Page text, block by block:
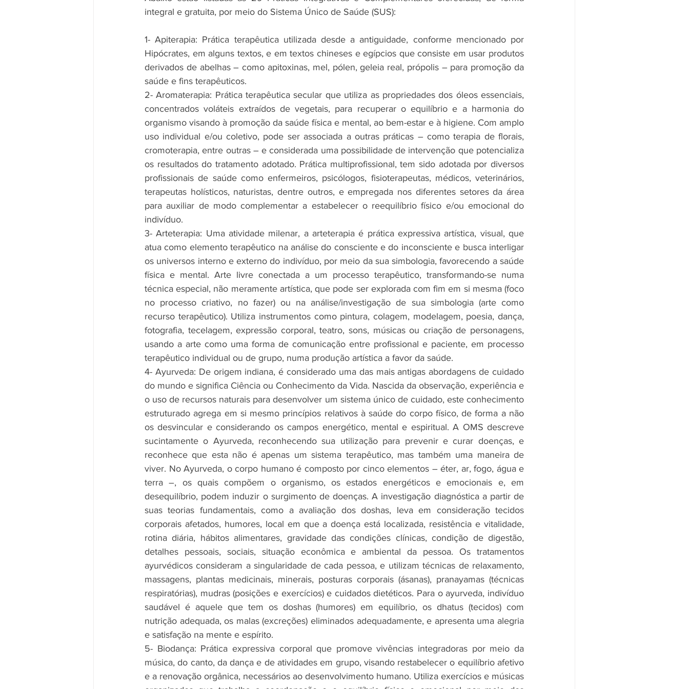
integral e gratuita, por meio do Sistema Único de Saúde (SUS):
1- Apiterapia: Prática terapêutica utilizada desde a antiguidade, conforme mencionado por
Hipócrates, em alguns textos, e em textos chineses e egípcios que consiste em usar produtos
derivados de abelhas – como apitoxinas, mel, pólen, geleia real, própolis – para promoção da
saúde e fins terapêuticos.
2- Aromaterapia: Prática terapêutica secular que utiliza as propriedades dos óleos essenciais,
concentrados voláteis extraídos de vegetais, para recuperar o equilíbrio e a harmonia do
organismo visando à promoção da saúde física e mental, ao bem-estar e à higiene. Com amplo
uso individual e/ou coletivo, pode ser associada a outras práticas – como terapia de florais,
cromoterapia, entre outras – e considerada uma possibilidade de intervenção que potencializa
os resultados do tratamento adotado. Prática multiprofissional, tem sido adotada por diversos
profissionais de saúde como enfermeiros, psicólogos, fisioterapeutas, médicos, veterinários,
terapeutas holísticos, naturistas, dentre outros, e empregada nos diferentes setores da área
para auxiliar de modo complementar a estabelecer o reequilíbrio físico e/ou emocional do
indivíduo.
3- Arteterapia: Uma atividade milenar, a arteterapia é prática expressiva artística, visual, que
atua como elemento terapêutico na análise do consciente e do inconsciente e busca interligar
os universos interno e externo do indivíduo, por meio da sua simbologia, favorecendo a saúde
física e mental. Arte livre conectada a um processo terapêutico, transformando-se numa
técnica especial, não meramente artística, que pode ser explorada com fim em si mesma (foco
no processo criativo, no fazer) ou na análise/investigação de sua simbologia (arte como
recurso terapêutico). Utiliza instrumentos como pintura, colagem, modelagem, poesia, dança,
fotografia, tecelagem, expressão corporal, teatro, sons, músicas ou criação de personagens,
usando a arte como uma forma de comunicação entre profissional e paciente, em processo
terapêutico individual ou de grupo, numa produção artística a favor da saúde.
4- Ayurveda: De origem indiana, é considerado uma das mais antigas abordagens de cuidado
do mundo e significa Ciência ou Conhecimento da Vida. Nascida da observação, experiência e
o uso de recursos naturais para desenvolver um sistema único de cuidado, este conhecimento
estruturado agrega em si mesmo princípios relativos à saúde do corpo físico, de forma a não
os desvincular e considerando os campos energético, mental e espiritual. A OMS descreve
sucintamente o Ayurveda, reconhecendo sua utilização para prevenir e curar doenças, e
reconhece que esta não é apenas um sistema terapêutico, mas também uma maneira de
viver. No Ayurveda, o corpo humano é composto por cinco elementos – éter, ar, fogo, água e
terra –, os quais compõem o organismo, os estados energéticos e emocionais e, em
desequilíbrio, podem induzir o surgimento de doenças. A investigação diagnóstica a partir de
suas teorias fundamentais, como a avaliação dos doshas, leva em consideração tecidos
corporais afetados, humores, local em que a doença está localizada, resistência e vitalidade,
rotina diária, hábitos alimentares, gravidade das condições clínicas, condição de digestão,
detalhes pessoais, sociais, situação econômica e ambiental da pessoa. Os tratamentos
ayurvédicos consideram a singularidade de cada pessoa, e utilizam técnicas de relaxamento,
massagens, plantas medicinais, minerais, posturas corporais (ásanas), pranayamas (técnicas
respiratórias), mudras (posições e exercícios) e cuidados dietéticos. Para o ayurveda, indivíduo
saudável é aquele que tem os doshas (humores) em equilíbrio, os dhatus (tecidos) com
nutrição adequada, os malas (excreções) eliminados adequadamente, e apresenta uma alegria
e satisfação na mente e espírito.
5- Biodança: Prática expressiva corporal que promove vivências integradoras por meio da
música, do canto, da dança e de atividades em grupo, visando restabelecer o equilíbrio afetivo
e a renovação orgânica, necessários ao desenvolvimento humano. Utiliza exercícios e músicas